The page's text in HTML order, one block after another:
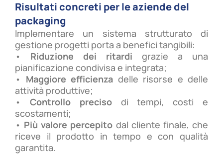
Risultati concreti per le aziende del
packaging
Implementare un sistema strutturato di
gestione progetti porta a benefici tangibili:
• Riduzione dei ritardi grazie a una
pianificazione condivisa e integrata;
• Maggiore efficienza delle risorse e delle
attività produttive;
• Controllo precisodi tempi, costi e
scostamenti;
• Più valore percepito dal cliente finale, che
riceve il prodotto in tempo e con qualità
garantita.